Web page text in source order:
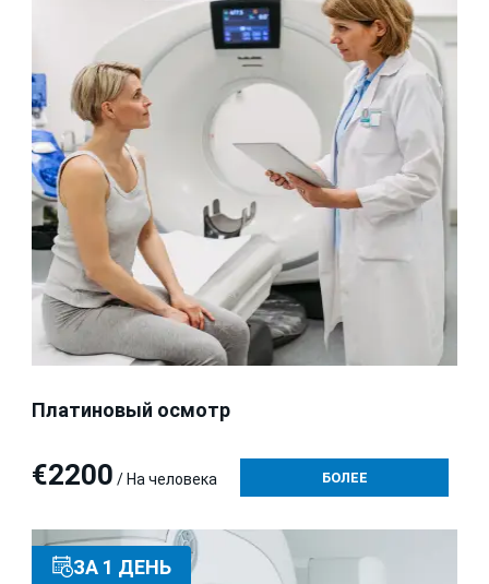
Платиновый осмотр
€2200 / На человека БОЛЕЕ
ЗА 1 ДЕНЬ